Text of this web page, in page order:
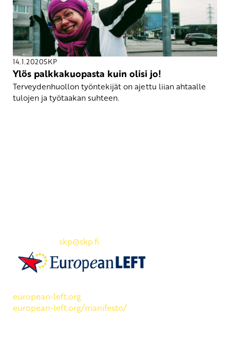
14.1.2020SKP
Ylös palkkakuopasta kuin olisi jo!
Terveydenhuollon työntekijät on ajettu liian ahtaalle
tulojen ja työtaakan suhteen.
skp@skp.fi
european-left.org
european-left.org/manifesto/